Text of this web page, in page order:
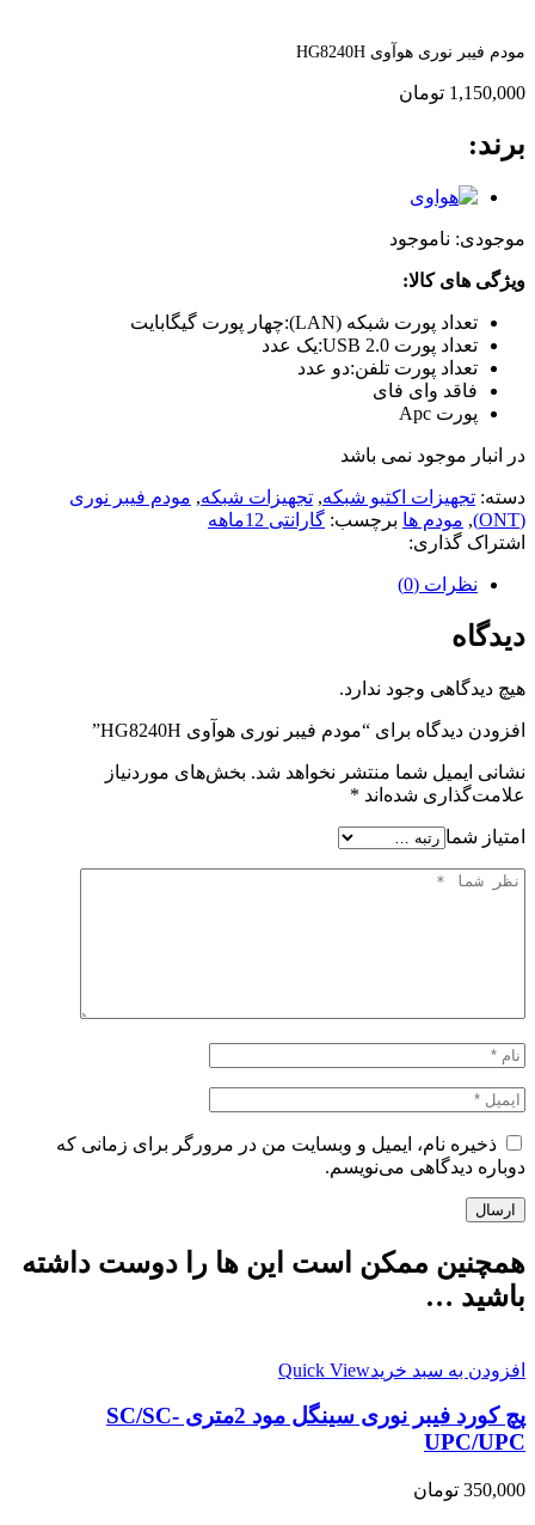
مودم فیبر نوری هوآوی HG8240H
1,150,000 تومان
برند:
موجودی: ناموجود
ویژگی های کالا:
تعداد پورت شبکه (LAN):چهار پورت گیگابایت
تعداد پورت USB 2.0:یک عدد
تعداد پورت تلفن:دو عدد
فاقد وای فای
پورت Apc
در انبار موجود نمی باشد
دسته: تجهیزات اکتیو شبکه, تجهیزات شبکه, مودم فیبر نوری
(ONT)
, مودم ها برچسب: گارانتی 12ماهه
اشتراک گذاری:
نظرات (0)
دیدگاه
هیچ دیدگاهی وجود ندارد.
افزودن دیدگاه برای “مودم فیبر نوری هوآوی HG8240H”
نشانی ایمیل شما منتشر نخواهد شد. بخش‌های موردنیاز
علامت‌گذاری شده‌اند *
امتیاز شما
ذخیره نام، ایمیل و وبسایت من در مرورگر برای زمانی که
دوباره دیدگاهی می‌نویسم.
همچنین ممکن است این ها را دوست داشته
باشید …
افزودن به سبد خریدQuick View
پچ کورد فیبر نوری سینگل مود 2متری SC/SC-
UPC/UPC
350,000 تومان